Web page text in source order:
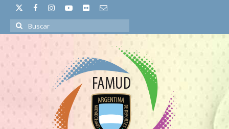
Buscar
por: